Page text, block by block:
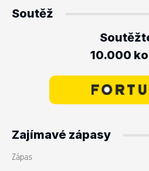
Soutěž
10.000
Zajímavé zápasy
Zápas